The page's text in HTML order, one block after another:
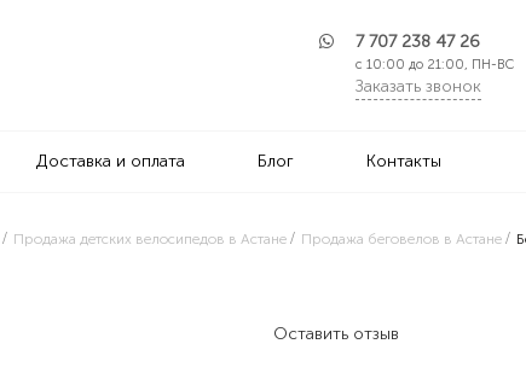
7 707 238 47 26
с 10:00 до 21:00, ПН-ВС
Заказать звонок
Доставка и оплата Блог Контакты
Продажа детских велосипедов в Астане Продажа беговелов в Астане
Оставить отзыв